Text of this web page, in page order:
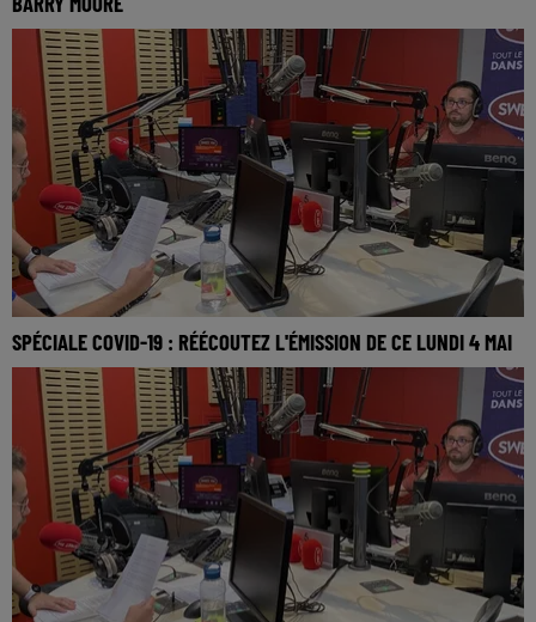
SPÉCIALE COVID-19 : RÉÉCOUTEZ L'ÉMISSION DE CE LUNDI 4 MAI